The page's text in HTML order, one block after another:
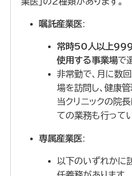
嘱託産業医:
常時50人以上999
使用する事業場で
非常勤で、月に数
場を訪問し、健康
当クリニックの院
ての業務も行って
専属産業医:
以下のいずれかに